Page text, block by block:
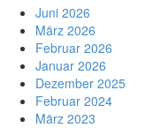
Juni 2026
März 2026
Februar 2026
Januar 2026
Dezember 2025
Februar 2024
März 2023